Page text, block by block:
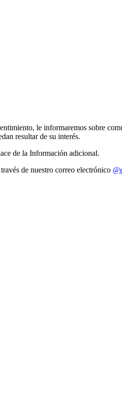
le informaremos sobre
resultar de su interés.
de la Información adicional.
de nuestro correo electrónico